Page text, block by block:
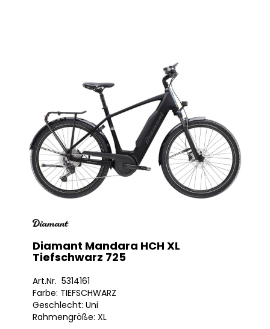
Diamant Mandara HCH XL
Tiefschwarz 725
Art.Nr. 5314161
Farbe: TIEFSCHWARZ
Geschlecht: Uni
Rahmengröße: XL